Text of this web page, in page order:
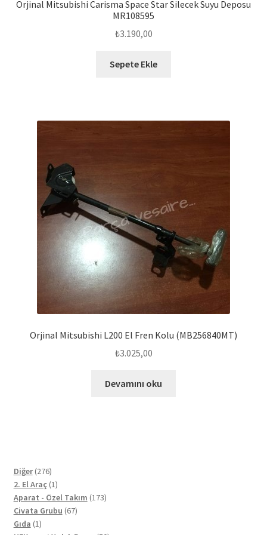
Orjinal Mitsubishi Carisma Space Star Silecek Suyu Deposu
MR108595
₺3.190,00
Sepete Ekle
Orjinal Mitsubishi L200 El Fren Kolu (MB256840MT)
₺3.025,00
Devamını oku
Diğer 276276
ürün
2. El Araç 11
ürün
Aparat - Özel Takım 173173
Civata Grubu 6767
Gıda 11